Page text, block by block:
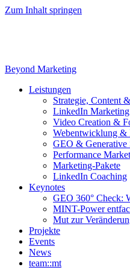
Zum Inhalt springen
Beyond Marketing
Leistungen
Strategie, Content
LinkedIn Marketing
Video Creation &
Webentwicklung &
GEO & Generative
Performance
Marketing-Pakete
LinkedIn Coaching
Keynotes
GEO 360° Check:
MINT-Power
Mut zur
Projekte
Events
News
team::mt